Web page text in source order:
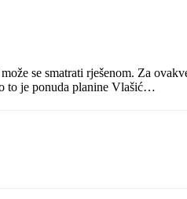
se smatrati rješenom. Za
to je ponuda planine Vlašić…